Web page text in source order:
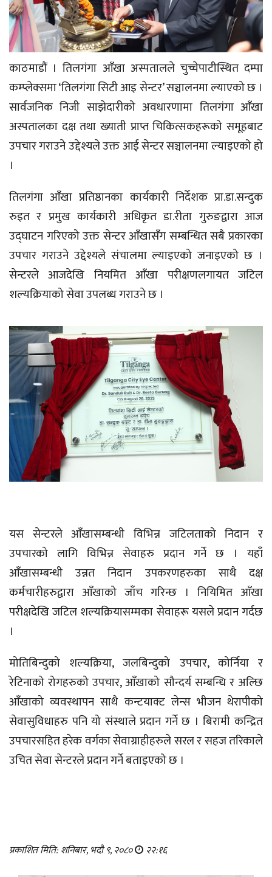
काठमाडौं । तिलगंगा आँखा अस्पतालले चुच्चेपाटीस्थित दम्पा
कम्प्लेक्समा ‘तिलगंगा सिटी आइ सेन्टर’ सञ्चालनमा ल्याएको छ ।
सार्वजनिक निजी साझेदारीको अवधारणामा तिलगंगा आँखा
अस्पतालका दक्ष तथा ख्याती प्राप्त चिकित्सकहरूको समूहबाट
उपचार गराउने उद्देश्यले उक्त आई सेन्टर सञ्चालनमा ल्याइएको हो
।
तिलगंगा आँखा प्रतिष्ठानका कार्यकारी निर्देशक प्रा.डा.सन्दुक
रुइत र प्रमुख कार्यकारी अधिकृत डा.रीता गुरुङद्वारा आज
उद्घाटन गरिएको उक्त सेन्टर आँखासँग सम्बन्धित सबै प्रकारका
उपचार गराउने उद्देश्यले संचालमा ल्याइएको जनाइएको छ ।
सेन्टरले आजदेखि नियमित आँखा परीक्षणलगायत जटिल
शल्यक्रियाको सेवा उपलब्ध गराउने छ ।
यस सेन्टरले आँखासम्बन्धी विभिन्न जटिलताको निदान र
उपचारको लागि विभिन्न सेवाहरु प्रदान गर्ने छ । यहाँ
आँखासम्बन्धी उन्नत निदान उपकरणहरुका साथै दक्ष
कर्मचारीहरुद्वारा आँखाको जाँच गरिन्छ । नियिमित आँखा
परीक्षदेखि जटिल शल्यक्रियासम्मका सेवाहरू यसले प्रदान गर्दछ
।
मोतिबिन्दुको शल्यक्रिया, जलबिन्दुको उपचार, कोर्निया र
रेटिनाको रोगहरुको उपचार, आँखाको सौन्दर्य सम्बन्धि र अल्छि
आँखाको व्यवस्थापन साथै कन्टयाक्ट लेन्स भीजन थेरापीको
सेवासुविधाहरु पनि यो संस्थाले प्रदान गर्ने छ । बिरामी कन्द्रित
उपचारसहित हरेक वर्गका सेवाग्राहीहरुले सरल र सहज तरिकाले
उचित सेवा सेन्टरले प्रदान गर्ने बताइएको छ ।
प्रकाशित मिति: शनिबार, भदौ ९, २०८० २२:१६